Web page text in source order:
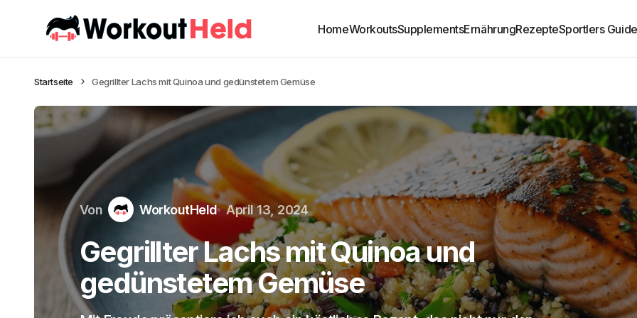
HomeWorkoutsSupplementsErnährungRezepteSportlers Guide
Startseite Gegrillter Lachs mit Quinoa und gedünstetem Gemüse
Von WorkoutHeld April 13, 2024
Gegrillter Lachs mit Quinoa und
gedünstetem Gemüse